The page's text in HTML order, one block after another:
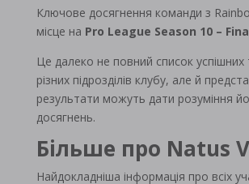
Ключове досягнення команди з
місце на Pro League Season 10 –
Це далеко не повний список успішних
різних підрозділів клубу, але й
результати можуть дати розуміння
досягнень.
Більше про Natus
Найдокладніша інформація про всіх